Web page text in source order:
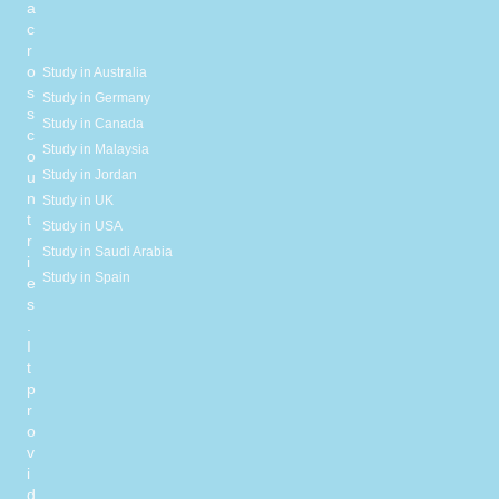
a
c
r
o
s
s
c
o
u
n
t
r
i
e
s
I
t
p
r
o
v
i
d
Study in Australia
Study in Germany
Study in Canada
Study in Malaysia
Study in Jordan
Study in UK
Study in USA
Study in Saudi Arabia
Study in Spain